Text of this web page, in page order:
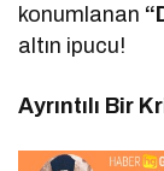
konumlanan
altın ipucu!
Ayrıntılı Bir